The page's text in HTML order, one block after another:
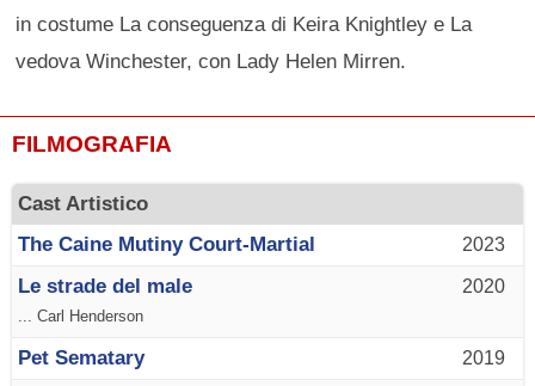
in costume La conseguenza di Keira Knightley e La
vedova Winchester, con Lady Helen Mirren.
FILMOGRAFIA
Cast Artistico
2023
The Caine Mutiny Court-Martial
2020
Le strade del male
... Carl Henderson
2019
Pet Sematary